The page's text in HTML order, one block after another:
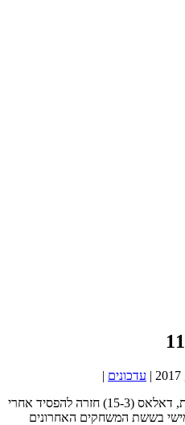
| עדכונים |
בוסטון (2-16) עם ניצחון 16 ברציפות, דאלאס (15-3) חזרה להפסיד אחרי
בששת המשחקים האחרונים